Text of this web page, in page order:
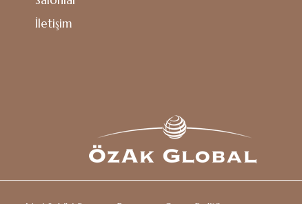
İletişim